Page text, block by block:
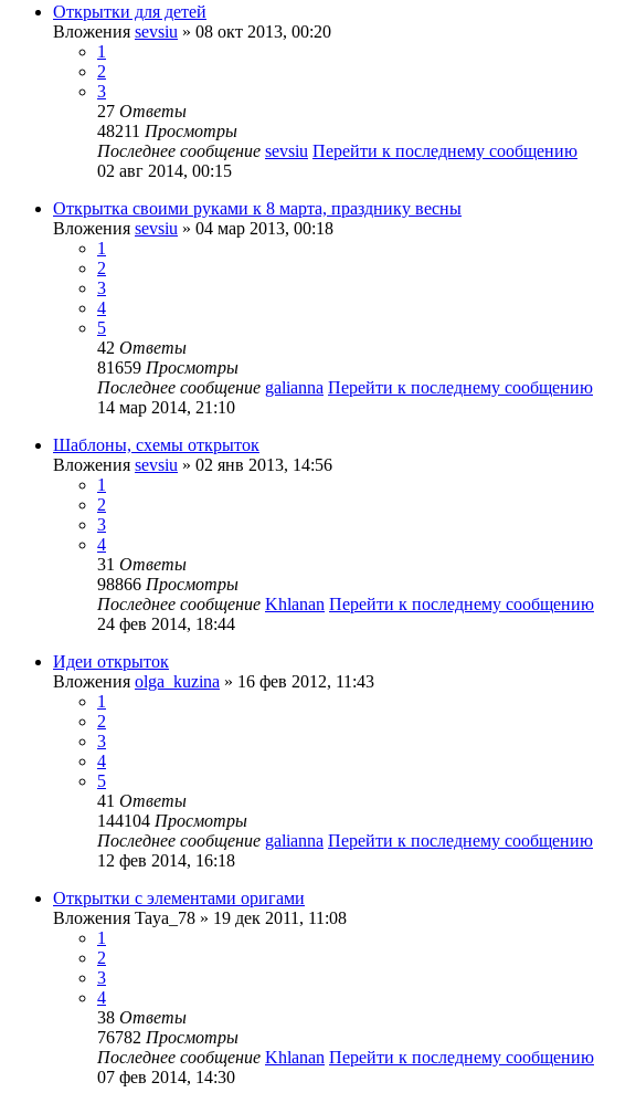
Открытки для детей
Вложения sevsiu » 08 окт 2013, 00:20
1
2
3
27 Ответы
48211 Просмотры
Последнее сообщение sevsiu Перейти к последнему сообщению
02 авг 2014, 00:15
Открытка своими руками к 8 марта, празднику весны
Вложения sevsiu » 04 мар 2013, 00:18
1
2
3
4
5
42 Ответы
81659 Просмотры
Последнее сообщение galianna Перейти к последнему сообщению
14 мар 2014, 21:10
Шаблоны, схемы открыток
Вложения sevsiu » 02 янв 2013, 14:56
1
2
3
4
31 Ответы
98866 Просмотры
Последнее сообщение Khlanan Перейти к последнему сообщению
24 фев 2014, 18:44
Идеи открыток
Вложения olga_kuzina » 16 фев 2012, 11:43
1
2
3
4
5
41 Ответы
144104 Просмотры
Последнее сообщение galianna Перейти к последнему сообщению
12 фев 2014, 16:18
Открытки с элементами оригами
Вложения Taya_78 » 19 дек 2011, 11:08
1
2
3
4
38 Ответы
76782 Просмотры
Последнее сообщение Khlanan Перейти к последнему сообщению
07 фев 2014, 14:30